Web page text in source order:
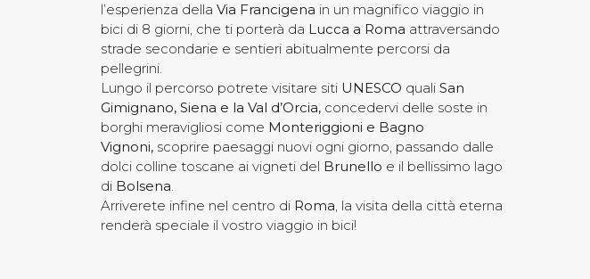
l’esperienza dellaVia Francigena in un magnifico viaggio in
bici di 8 giorni, che ti porterà da Lucca a Roma attraversando
strade secondarie e sentieri abitualmente percorsi da
pellegrini.
Lungo il percorso potrete visitare siti UNESCO qualiSan
Gimignano, Siena e la Val d’Orcia, concedervi delle soste in
borghi meravigliosi come Monteriggioni e Bagno
Vignoni, scoprire paesaggi nuovi ogni giorno, passando dalle
dolci colline toscane ai vigneti del Brunello e il bellissimo lago
di Bolsena.
Arriverete infine nel centro di Roma, la visita della città eterna
renderà speciale il vostro viaggio in bici!